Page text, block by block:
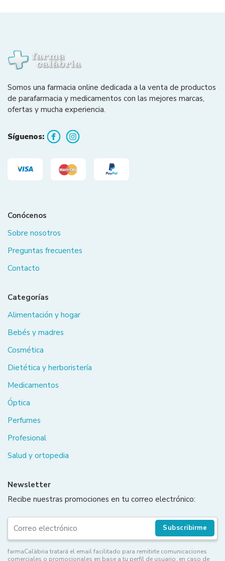
Somos una farmacia online dedicada a la venta de productos
de parafarmacia y medicamentos con las mejores marcas,
ofertas y mucha experiencia.
Síguenos:
Conócenos
Sobre nosotros
Preguntas frecuentes
Contacto
Categorías
Alimentación y hogar
Bebés y madres
Cosmética
Dietética y herboristería
Medicamentos
Óptica
Perfumes
Profesional
Salud y ortopedia
Newsletter
Recibe nuestras promociones en tu correo electrónico:
Subscribirme
farmaCalàbria tratará el email facilitado para remitirte comunicaciones
comerciales o promocionales en base a tu perfil de usuario, en caso de